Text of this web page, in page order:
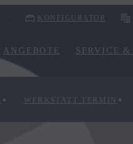
KONFIGURATOR
ANGEBOTE SERVICE &
WERKSTATT TERMIN